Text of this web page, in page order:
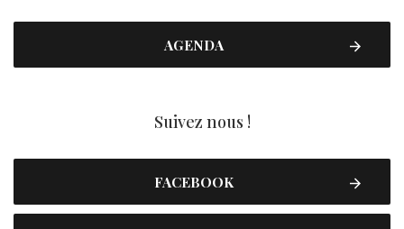
AGENDA
Suivez nous !
FACEBOOK